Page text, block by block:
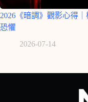
2026《暗調》觀影心得
恐懼
2026-07-14